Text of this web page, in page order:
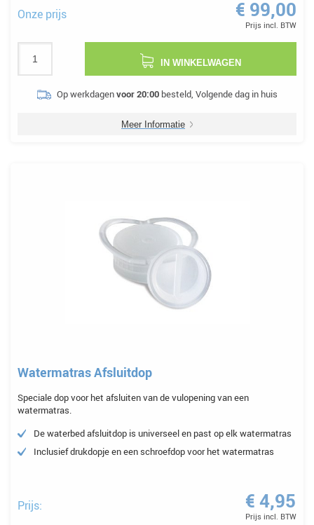
Onze prijs € 99,00
Prijs incl. BTW
IN WINKELWAGEN
Op werkdagenvoor 20:00besteld, Volgende dag in huis
Meer Informatie
Watermatras Afsluitdop
Speciale dop voor het afsluiten van de vulopening van een
watermatras.
De waterbed afsluitdop is universeel en past op elk watermatras
Inclusief drukdopje en een schroefdop voor het watermatras
Prijs: € 4,95
Prijs incl. BTW